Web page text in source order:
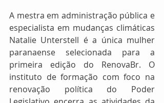
A mestra em administração pública e
especialista em mudanças climáticas
Natalie Unterstell é a única mulher
paranaense selecionada para a
primeira edição do RenovaBr. O
instituto de formação com foco na
renovação política do Poder